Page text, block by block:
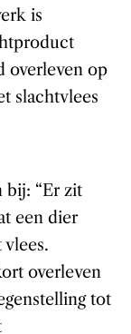
is
overleven op
slachtvlees
bij: “Er zit
een dier
overleven
tot